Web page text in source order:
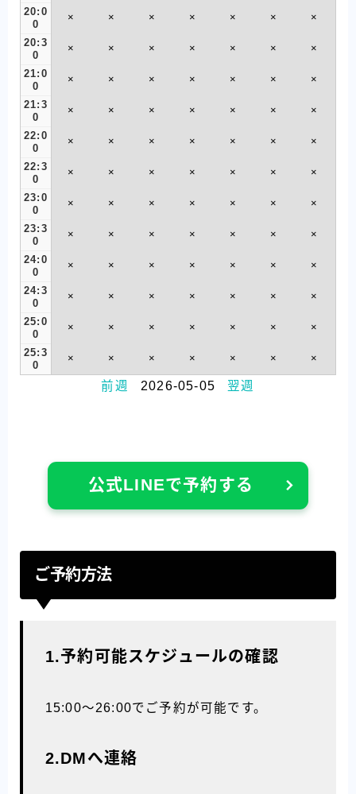
20:0
0
× × × × × × ×
20:3
0
× × × × × × ×
21:0
0
× × × × × × ×
21:3
0
× × × × × × ×
22:0
0
× × × × × × ×
22:3
0
× × × × × × ×
23:0
0
× × × × × × ×
23:3
0
× × × × × × ×
24:0
0
× × × × × × ×
24:3
0
× × × × × × ×
25:0
0
× × × × × × ×
25:3
0
× × × × × × ×
前週 2026-05-05 翌週
公式LINEで予約する
ご予約方法
1.予約可能スケジュールの確認
15:00〜26:00でご予約が可能です。
2.DMへ連絡